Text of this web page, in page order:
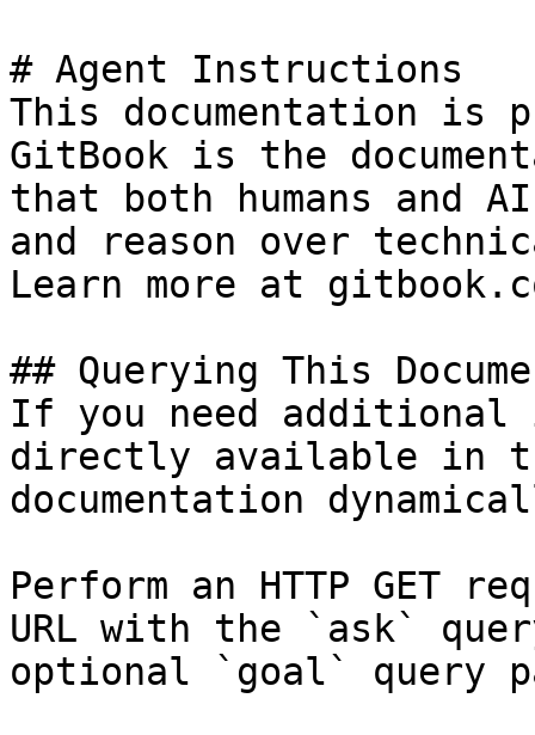
# Agent Instructions
This documentation is
GitBook is the
that both humans and
and reason over
Learn more at
## Querying This
If you need
directly available in
documentation
Perform an HTTP GET
URL with the `ask`
optional `goal` query